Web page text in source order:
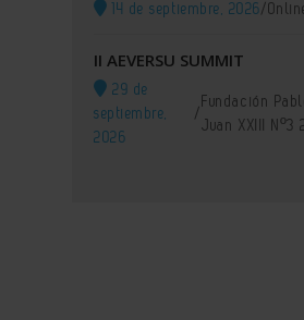
14 de septiembre, 2026/
II AEVERSU SUMMIT
29 de
septiembre,
2026
/
Fundación
Juan XXIII Nº3